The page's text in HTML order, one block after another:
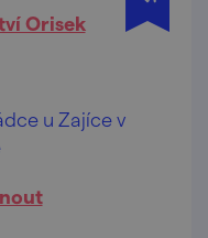
Orisek
u Zajíce v